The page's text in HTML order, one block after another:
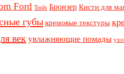
Ford Tools Бронзер Кисти для
губы кремовые текстуры
век увлажняющие помады